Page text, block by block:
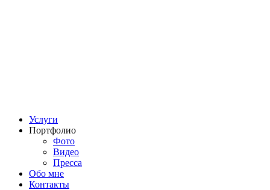
Услуги
Портфолио
Фото
Видео
Пресса
Обо мне
Контакты